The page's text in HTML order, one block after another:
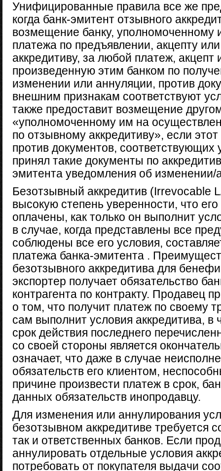
Унифицированные правила все же
когда банк-эмитент отзывного
возмещение банку, уполномоченному
платежа по предъявлении, акцепту
аккредитиву, за любой платеж, акцепт
произведенную этим банком по
изменении или аннуляции, против
внешним признакам соответствуют
также предоставит возмещение
«уполномоченному им на
по отзывному аккредитиву», если
против документов, соответствующих
принял такие документы по
эмитента уведомления об изменении/
Безотзывный аккредитив (Irrevocable
высокую степень уверенности, что
оплачены, как только он выполнит
в случае, когда представлены все
соблюдены все его условия,
платежа банка-эмитента .
безотзывного аккредитива для
экспортер получает обязательство
контрагента по контракту. Продавец
о том, что получит платеж по своему
сам выполнит условия аккредитива, в
срок действия последнего
со своей стороны является
означает, что даже в случае
обязательств его клиентом,
причине произвести платеж в срок,
данных обязательств инопродавцу.
Для изменения или аннулирования
безотзывном аккредитиве требуется
так и ответственных банков. Если
аннулировать отдельные условия
потребовать от покупателя выдачи